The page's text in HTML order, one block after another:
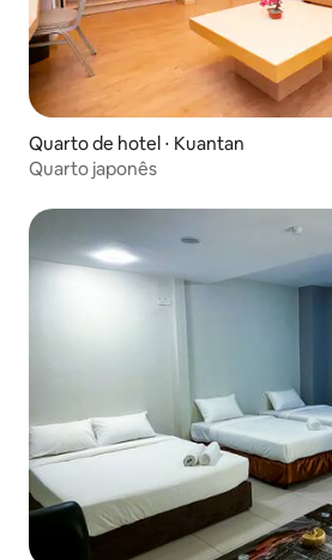
Quarto de hotel ⋅ Kuantan
Quarto japonês